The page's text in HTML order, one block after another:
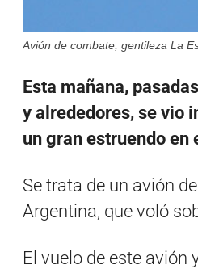
Avión de combate, gentileza La
Esta mañana,
y alrededores, se vio
un gran estruendo en
Se trata de un avión
Argentina, que voló
El vuelo de este avión